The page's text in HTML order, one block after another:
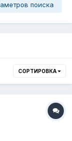
поиска
СОРТИРОВКА